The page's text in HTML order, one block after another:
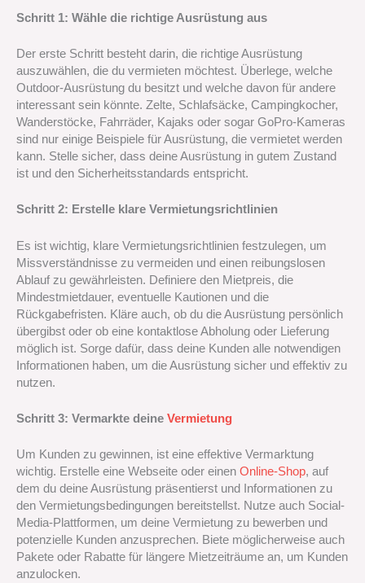
Schritt 1: Wähle die richtige Ausrüstung aus
Der erste Schritt besteht darin, die richtige Ausrüstung
auszuwählen, die du vermieten möchtest. Überlege, welche
Outdoor-Ausrüstung du besitzt und welche davon für andere
interessant sein könnte. Zelte, Schlafsäcke, Campingkocher,
Wanderstöcke, Fahrräder, Kajaks oder sogar GoPro-Kameras
sind nur einige Beispiele für Ausrüstung, die vermietet werden
kann. Stelle sicher, dass deine Ausrüstung in gutem Zustand
ist und den Sicherheitsstandards entspricht.
Schritt 2: Erstelle klare Vermietungsrichtlinien
Es ist wichtig, klare Vermietungsrichtlinien festzulegen, um
Missverständnisse zu vermeiden und einen reibungslosen
Ablauf zu gewährleisten. Definiere den Mietpreis, die
Mindestmietdauer, eventuelle Kautionen und die
Rückgabefristen. Kläre auch, ob du die Ausrüstung persönlich
übergibst oder ob eine kontaktlose Abholung oder Lieferung
möglich ist. Sorge dafür, dass deine Kunden alle notwendigen
Informationen haben, um die Ausrüstung sicher und effektiv zu
nutzen.
Schritt 3: Vermarkte deine Vermietung
Um Kunden zu gewinnen, ist eine effektive Vermarktung
wichtig. Erstelle eine Webseite oder einen Online-Shop, auf
dem du deine Ausrüstung präsentierst und Informationen zu
den Vermietungsbedingungen bereitstellst. Nutze auch Social-
Media-Plattformen, um deine Vermietung zu bewerben und
potenzielle Kunden anzusprechen. Biete möglicherweise auch
Pakete oder Rabatte für längere Mietzeiträume an, um Kunden
anzulocken.